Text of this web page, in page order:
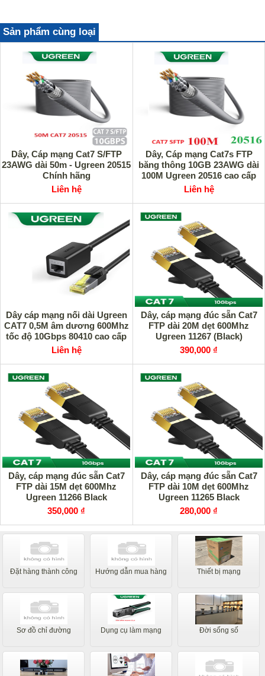
Sản phẩm cùng loại
Dây, Cáp mạng Cat7 S/FTP
23AWG dài 50m - Ugreen 20515
Chính hãng
Liên hệ
Dây, Cáp mạng Cat7s FTP
băng thông 10GB 23AWG dài
100M Ugreen 20516 cao cấp
(Màu Xám)
Liên hệ
Dây cáp mạng nối dài Ugreen
CAT7 0,5M âm dương 600Mhz
tốc độ 10Gbps 80410 cao cấp
Liên hệ
Dây, cáp mạng đúc sẵn Cat7
FTP dài 20M dẹt 600Mhz
Ugreen 11267 (Black)
390,000 ₫
Dây, cáp mạng đúc sẵn Cat7
FTP dài 15M dẹt 600Mhz
Ugreen 11266 Black
350,000 ₫
Dây, cáp mạng đúc sẵn Cat7
FTP dài 10M dẹt 600Mhz
Ugreen 11265 Black
280,000 ₫
Đặt hàng thành công Hướng dẫn mua hàng Thiết bị mạng
Sơ đồ chỉ đường Dụng cụ làm mạng Đời sống số